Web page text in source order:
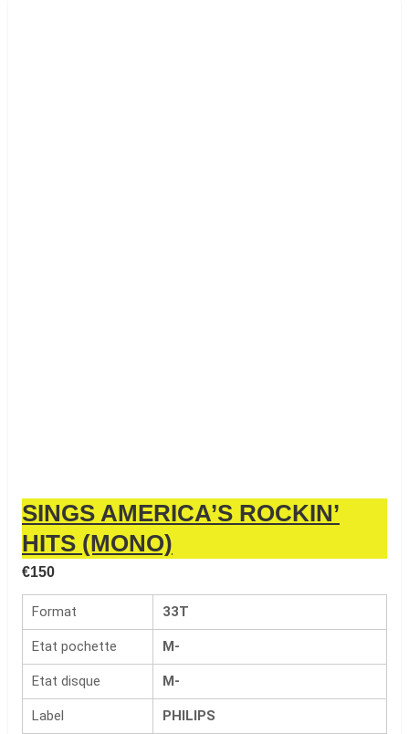
SINGS AMERICA’S ROCKIN’
HITS (MONO)
€150
Format 33T
Etat pochette M-
Etat disque M-
Label PHILIPS